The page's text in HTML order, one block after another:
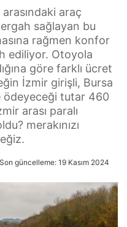
araç
sağlayan bu
rağmen konfor
ediliyor. Otoyola
göre farklı ücret
İzmir girişli, Bursa
ödeyeceği tutar 460
arası paralı
merakınızı
Son güncelleme: 19 Kasım 2024